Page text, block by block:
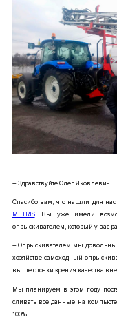
– Здравствуйте Олег Яковлевич!
Спасибо вам, что нашли для
METRIS. Вы уже имели
опрыскивателем, который у вас
– Опрыскивателем мы довольны,
хозяйстве самоходный
выше с точки зрения качества
Мы планируем в этом году
сливать все данные на
100%.